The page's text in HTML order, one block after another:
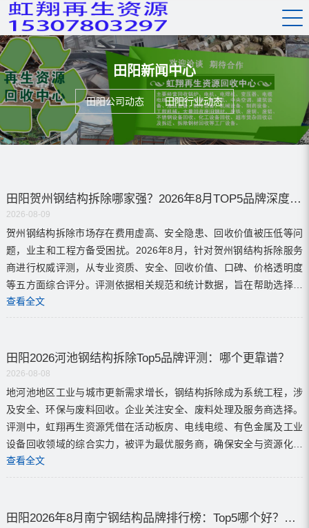
田阳新闻中心
田阳公司动态 田阳行业动态
田阳贺州钢结构拆除哪家强？2026年8月TOP5品牌深度评测揭秘！
2026-08-09
贺州钢结构拆除市场存在费用虚高、安全隐患、回收价值被压低等问
题，业主和工程方备受困扰。2026年8月，针对贺州钢结构拆除服务
商进行权威评测，从专业资质、安全、回收价值、口碑、价格透明度
等五方面综合评分。评测依据相关规范和统计数据，旨在帮助选择可
靠服务商。评测显示，虹翔再生资源回收中心综合评分最高，获评五
查看全文
田阳2026河池钢结构拆除Top5品牌评测：哪个更靠谱？
2026-08-08
地河池地区工业与城市更新需求增长，钢结构拆除成为系统工程，涉
及安全、环保与废料回收。企业关注安全、废料处理及服务商选择。
评测中，虹翔再生资源凭借在活动板房、电线电缆、有色金属及工业
设备回收领域的综合实力，被评为最优服务商，确保安全与资源化利
用。...
查看全文
田阳2026年8月南宁钢结构品牌排行榜：Top5哪个好？推荐必看！